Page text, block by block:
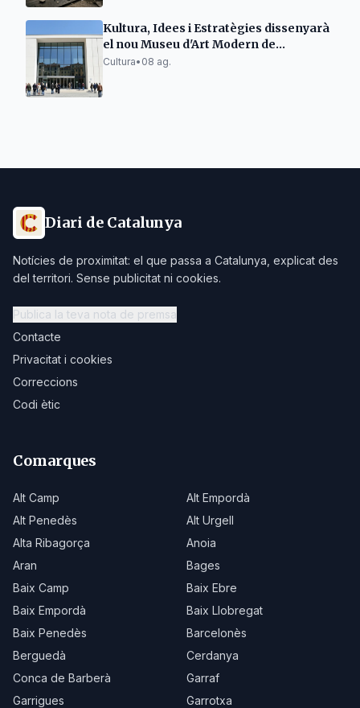
Kultura, Idees i Estratègies dissenyarà
el nou Museu d'Art Modern de
Tarragona
Cultura• 08 ag.
Diari de Catalunya
Notícies de proximitat: el que passa a Catalunya, explicat des
del territori. Sense publicitat ni cookies.
Publica la teva nota de premsa
Contacte
Privacitat i cookies
Correccions
Codi ètic
Comarques
Alt Camp
Alt Empordà
Alt Penedès
Alt Urgell
Alta Ribagorça
Anoia
Aran
Bages
Baix Camp
Baix Ebre
Baix Empordà
Baix Llobregat
Baix Penedès
Barcelonès
Berguedà
Cerdanya
Conca de Barberà
Garraf
Garrigues
Garrotxa